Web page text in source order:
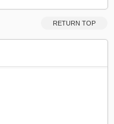
RETURN TOP